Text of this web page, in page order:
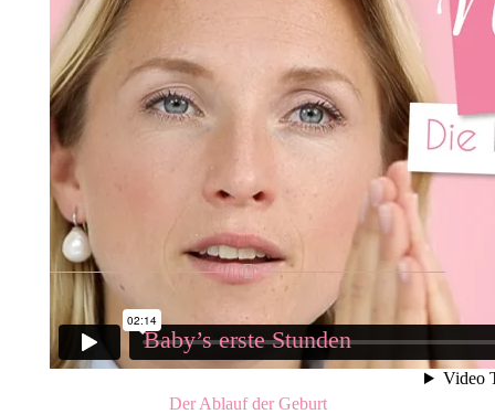
Baby’s erste Stunden
Der Ablauf der Geburt